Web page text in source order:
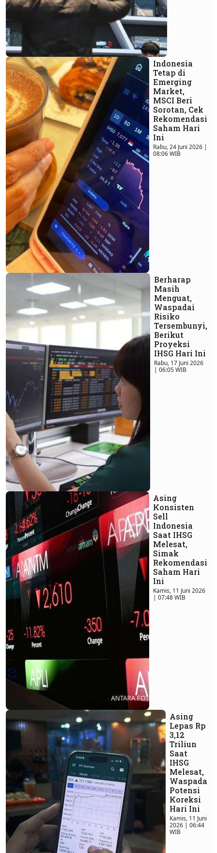
Indonesia
Tetap di
Emerging
Market,
MSCI Beri
Sorotan, Cek
Rekomendasi
Saham Hari
Ini
Rabu, 24 Juni 2026 |
08:06 WIB
Berharap
Masih
Menguat,
Waspadai
Risiko
Tersembunyi,
Berikut
Proyeksi
IHSG Hari Ini
Rabu, 17 Juni 2026
| 06:05 WIB
Asing
Konsisten
Sell
Indonesia
Saat IHSG
Melesat,
Simak
Rekomendasi
Saham Hari
Ini
Kamis, 11 Juni 2026
| 07:48 WIB
Asing
Lepas Rp
3,12
Triliun
Saat
IHSG
Melesat,
Waspada
Potensi
Koreksi
Hari Ini
Kamis, 11 Juni
2026 | 06:44
WIB